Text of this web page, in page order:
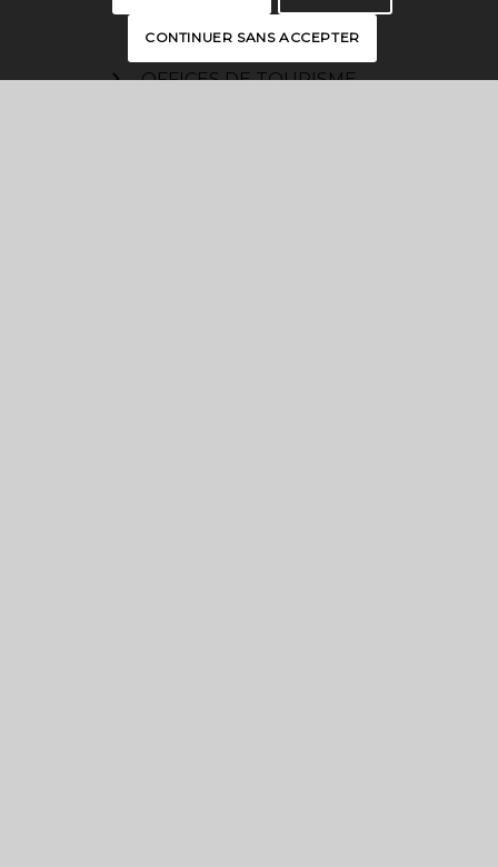
OFFICES DE TOURISME
CONTINUER SANS ACCEPTER